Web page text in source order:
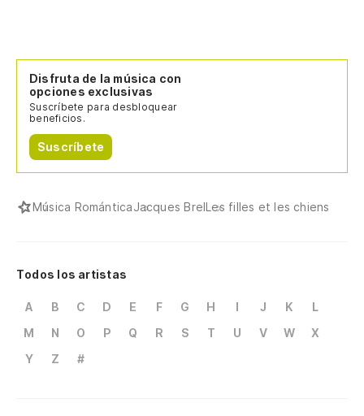
Disfruta de la música con
opciones exclusivas
Suscríbete para desbloquear
beneficios.
Suscríbete
Música RománticaJacques BrelLes filles et les chiens
Todos los artistas
A B C D E F G H I J K
L
M
N O P Q R S T U V W
X
Y
Z #